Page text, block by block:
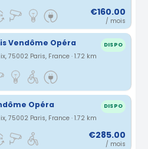
€160.00
/ mois
Vendôme Opéra DISPO
75002 Paris, France · 1.72 km
Opéra DISPO
75002 Paris, France · 1.72 km
€285.00
/ mois